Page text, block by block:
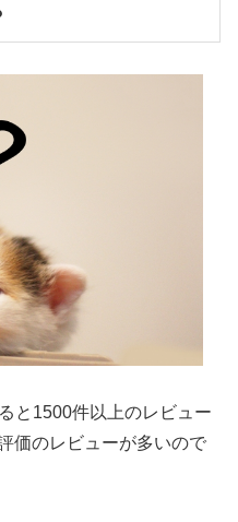
と1500件以上のレビュー
価のレビューが多いので